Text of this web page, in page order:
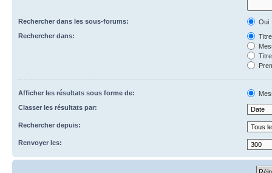
Rechercher dans les sous-forums:
Oui
Rechercher dans:
Afficher les résultats sous forme de:
Classer les résultats par:
Rechercher depuis:
Renvoyer les: